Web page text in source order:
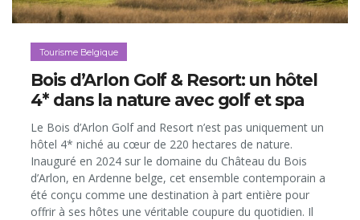
Tourisme Belgique
Bois d’Arlon Golf & Resort: un hôtel
4* dans la nature avec golf et spa
Le Bois d’Arlon Golf and Resort n’est pas uniquement un
hôtel 4* niché au cœur de 220 hectares de nature.
Inauguré en 2024 sur le domaine du Château du Bois
d’Arlon, en Ardenne belge, cet ensemble contemporain a
été conçu comme une destination à part entière pour
offrir à ses hôtes une véritable coupure du quotidien. Il